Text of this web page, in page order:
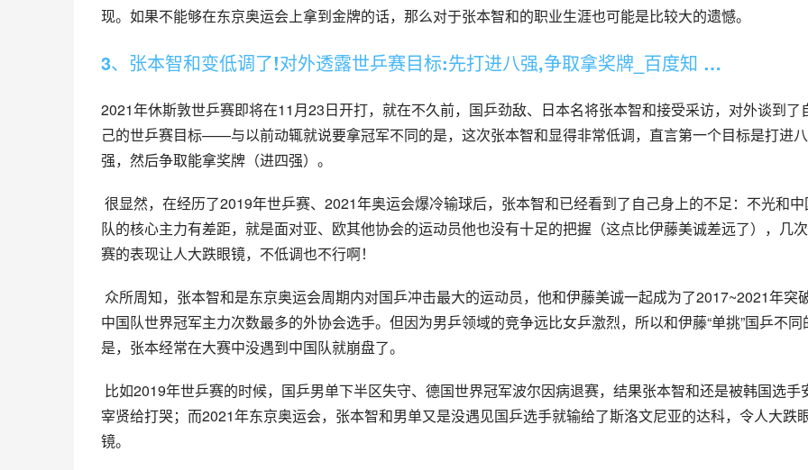
现。如果不能够在东京奥运会上拿到金牌的话，那么对于张本智和的职业生涯也可能是比较大的遗憾。
3、张本智和变低调了!对外透露世乒赛目标:先打进八强,争取拿奖牌_百度知 …
2021年休斯敦世乒赛即将在11月23日开打，就在不久前，国乒劲敌、日本名将张本智和接受采访，对外谈到了
己的世乒赛目标——与以前动辄就说要拿冠军不同的是，这次张本智和显得非常低调，直言第一个目标是打进八
强，然后争取能拿奖牌（进四强）。
队的核心主力有差距，就是面对亚、欧其他协会的运动员他也没有十足的把握（这点比伊藤美诚差远了），几
赛的表现让人大跌眼镜，不低调也不行啊！
中国队世界冠军主力次数最多的外协会选手。但因为男乒领域的竞争远比女乒激烈，所以和伊藤“单挑”国乒不同
是，张本经常在大赛中没遇到中国队就崩盘了。
宰贤给打哭；而2021年东京奥运会，张本智和男单又是没遇见国乒选手就输给了斯洛文尼亚的达科，令人大跌
镜。